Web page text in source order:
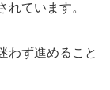
ています。
わず進めること